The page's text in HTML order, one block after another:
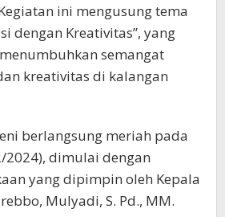
ini mengusung tema
dengan Kreativitas”, yang
semangat
kreativitas di kalangan
berlangsung meriah pada
2024), dimulai dengan
yang dipimpin oleh Kepala
Mulyadi, S. Pd., MM.